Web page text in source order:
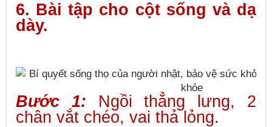
6. Bài tập cho cột sống và dạ
dày.
Bước 1: Ngồi thẳng lưng, 2
chân vắt chéo, vai thả lỏng.